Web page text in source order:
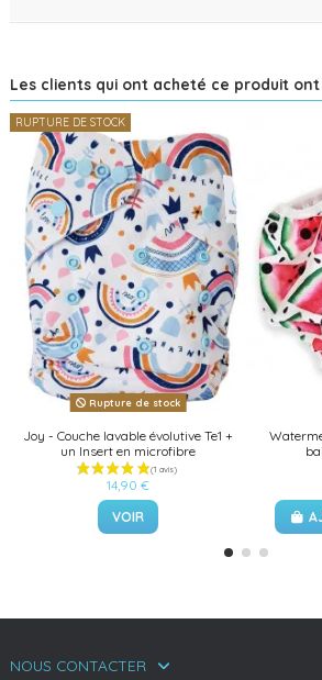
Les clients qui ont acheté ce produit
RUPTURE DE STOCK
Rupture de stock
Joy - Couche lavable évolutive Te1 +
un Insert en microfibre
14,90 €
VOIR
NOUS CONTACTER